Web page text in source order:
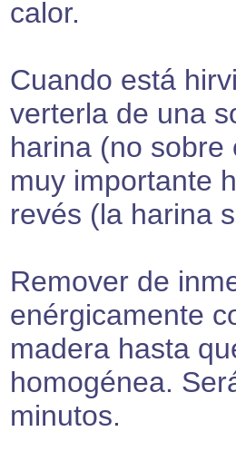
calor.
Cuando está
verterla de una
harina (no sobre
muy importante
revés (la harina
Remover de
enérgicamente
madera hasta
homogénea.
minutos.